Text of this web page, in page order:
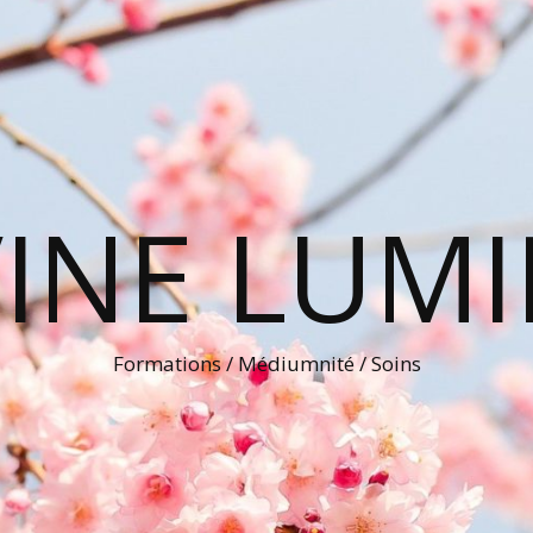
Formations / Médiumnité / Soins